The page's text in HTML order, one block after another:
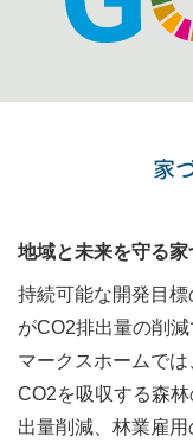
家
地域と未来を守る家
持続可能な開発目
がCO2排出量の削減
マークスホームでは
CO2を吸収する森
出量削減、林業雇用